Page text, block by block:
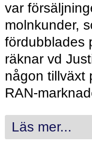
var
molnkunder,
fördubblades
räknar vd
någon tillväxt
RAN-
Läs mer...